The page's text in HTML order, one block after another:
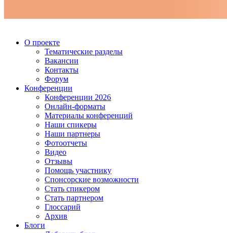
О проекте
Тематические разделы
Вакансии
Контакты
Форум
Конференции
Конференции 2026
Онлайн-форматы
Материалы конференций
Наши спикеры
Наши партнеры
Фотоотчеты
Видео
Отзывы
Помощь участнику
Спонсорские возможности
Стать спикером
Стать партнером
Глоссарий
Архив
Блоги